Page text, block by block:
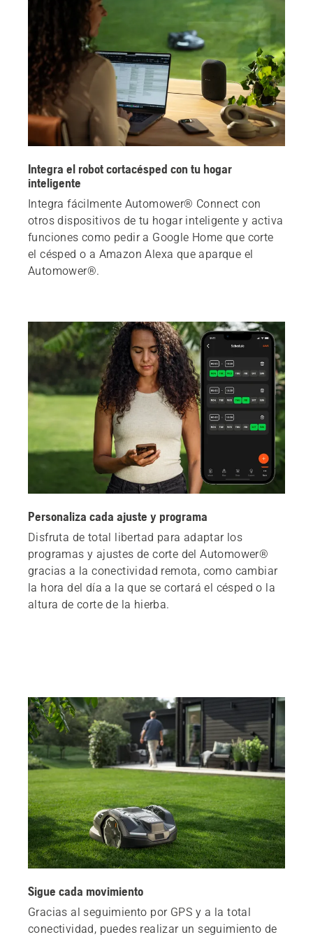
Integra el robot cortacésped con tu hogar
inteligente
Integra fácilmente Automower® Connect con
otros dispositivos de tu hogar inteligente y activa
funciones como pedir a Google Home que corte
el césped o a Amazon Alexa que aparque el
Automower®.
Personaliza cada ajuste y programa
Disfruta de total libertad para adaptar los
programas y ajustes de corte del Automower®
gracias a la conectividad remota, como cambiar
la hora del día a la que se cortará el césped o la
altura de corte de la hierba.
Sigue cada movimiento
Gracias al seguimiento por GPS y a la total
conectividad, puedes realizar un seguimiento de